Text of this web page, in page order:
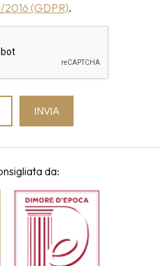
2016 (GDPR).
da: